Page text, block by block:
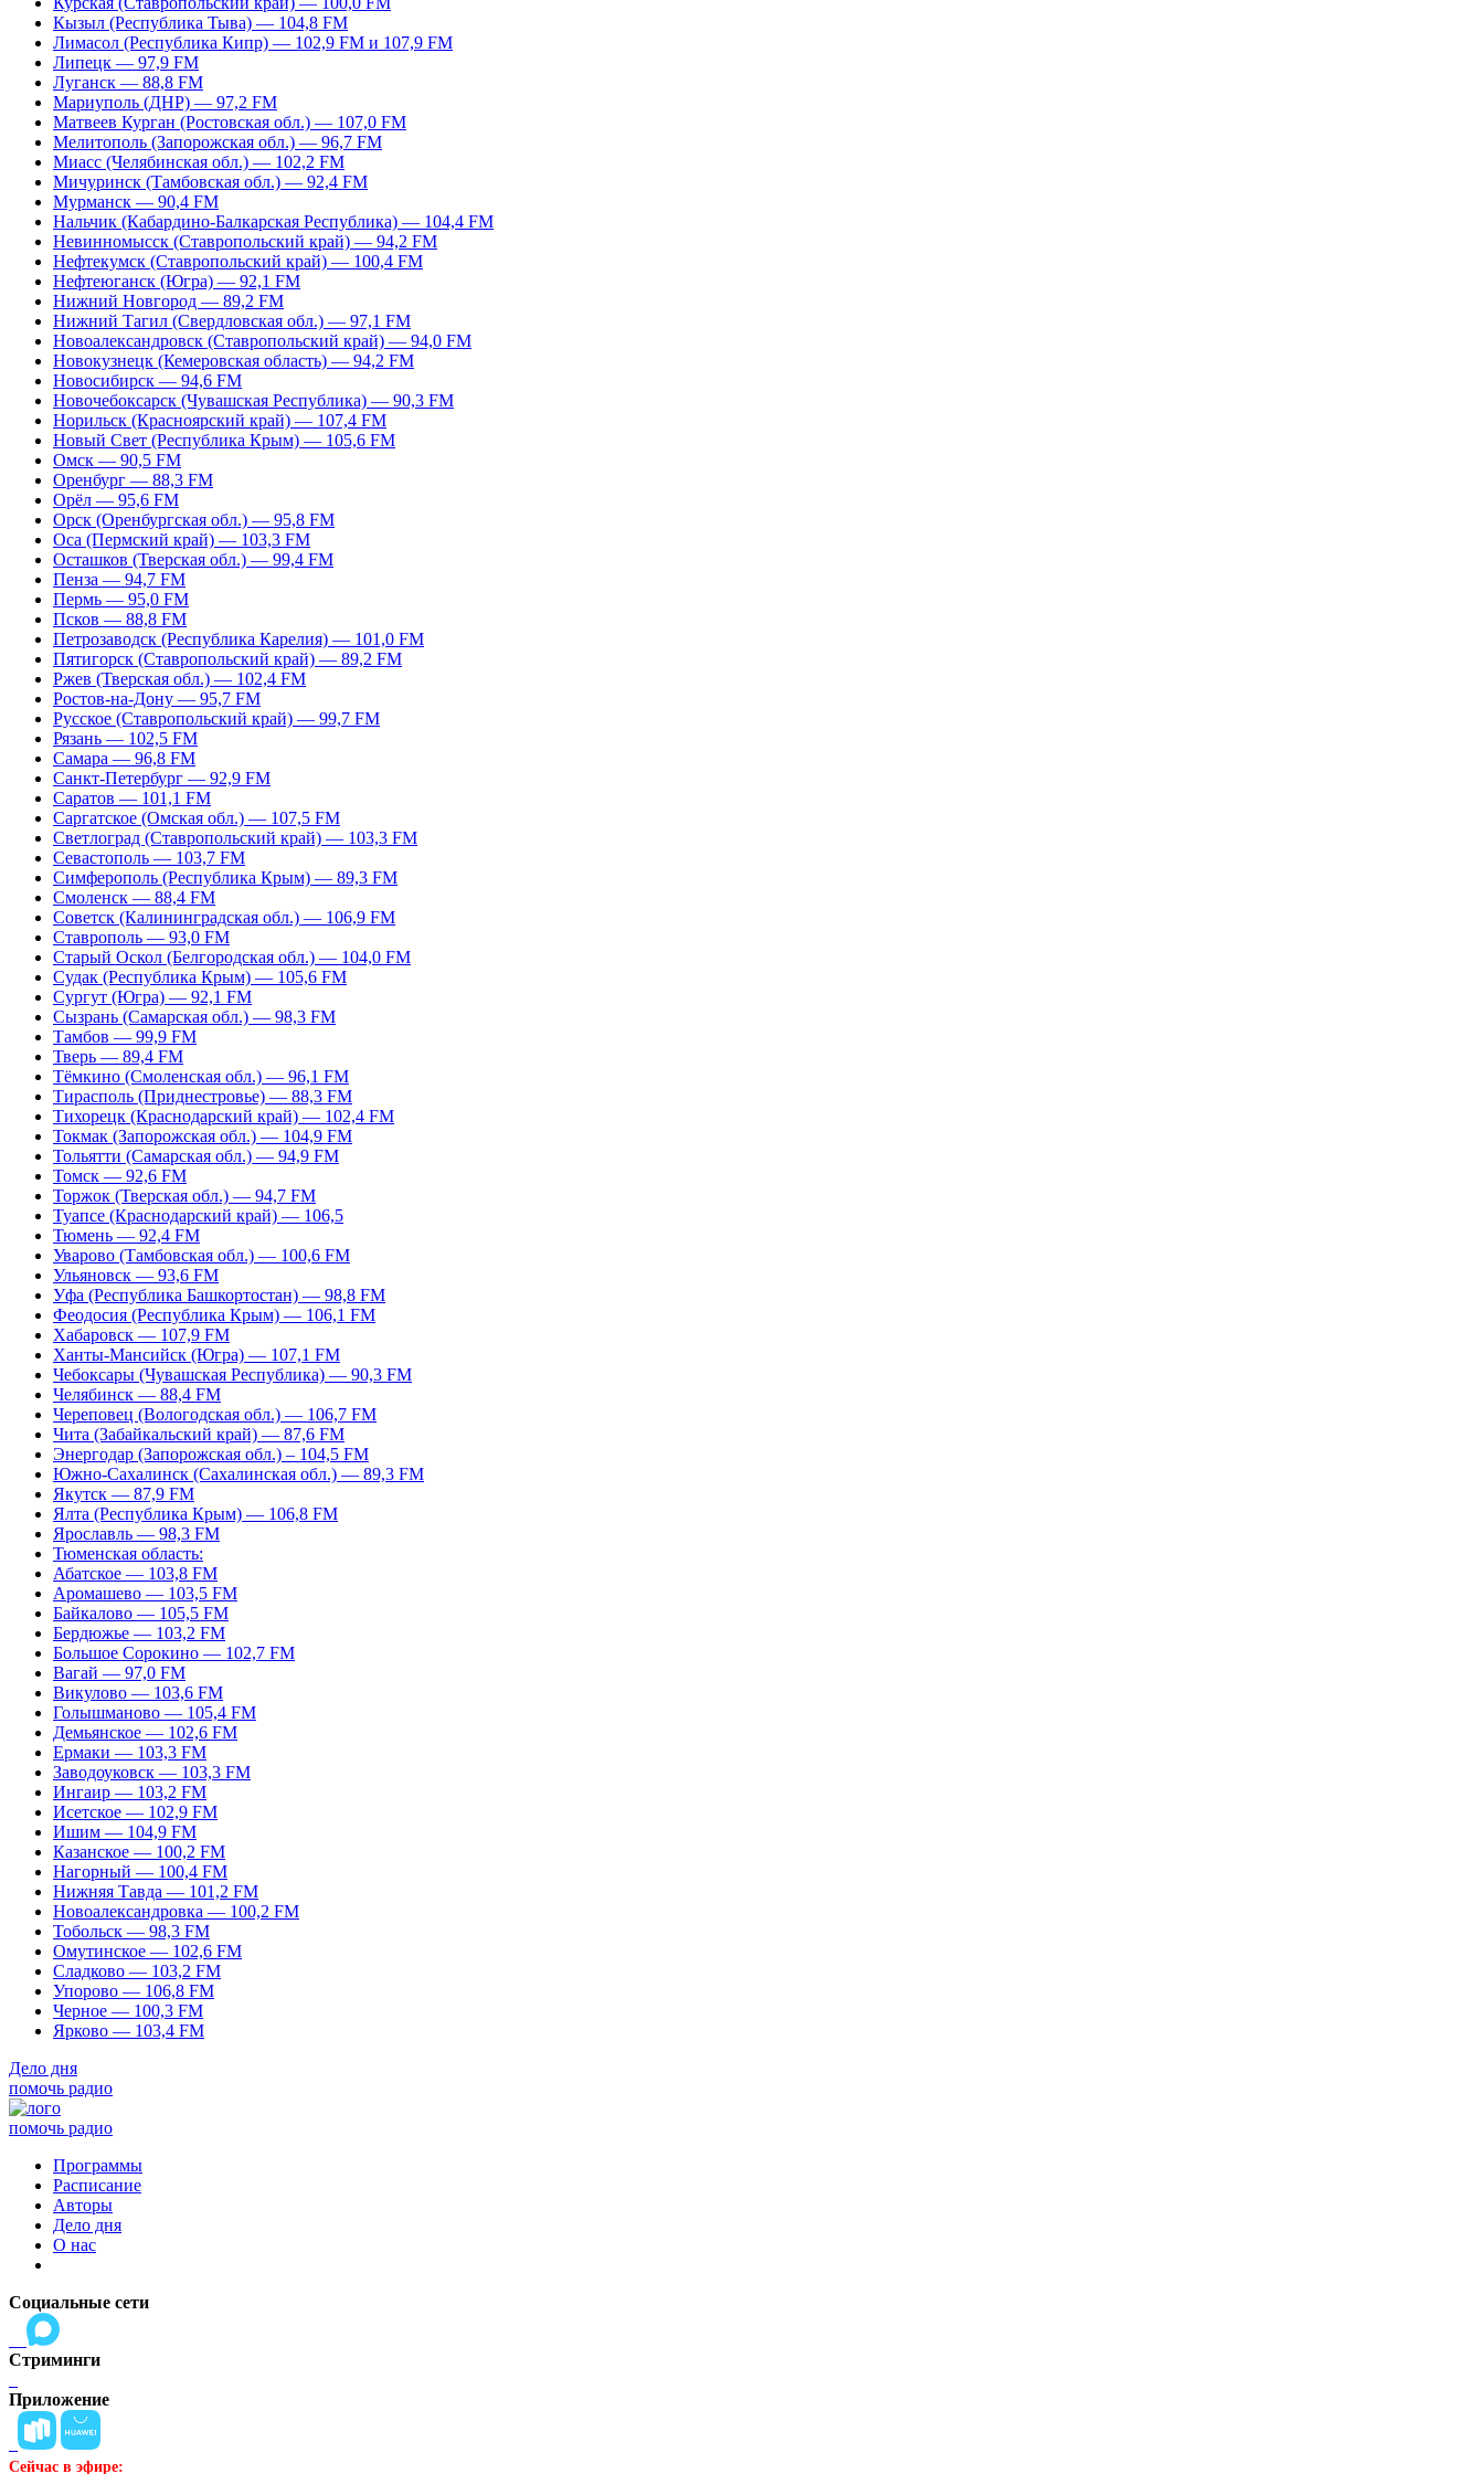
Кызыл (Республика Тыва) — 104,8 FM
Лимасол (Республика Кипр) — 102,9 FM и 107,9 FM
Липецк — 97,9 FM
Луганск — 88,8 FM
Мариуполь (ДНР) — 97,2 FM
Матвеев Курган (Ростовская обл.) — 107,0 FM
Мелитополь (Запорожская обл.) — 96,7 FM
Миасс (Челябинская обл.) — 102,2 FM
Мичуринск (Тамбовская обл.) — 92,4 FM
Мурманск — 90,4 FM
Нальчик (Кабардино-Балкарская Республика) — 104,4 FM
Невинномысск (Ставропольский край) — 94,2 FM
Нефтекумск (Ставропольский край) — 100,4 FM
Нефтеюганск (Югра) — 92,1 FM
Нижний Новгород — 89,2 FM
Нижний Тагил (Свердловская обл.) — 97,1 FM
Новоалександровск (Ставропольский край) — 94,0 FM
Новокузнецк (Кемеровская область) — 94,2 FM
Новосибирск — 94,6 FM
Новочебоксарск (Чувашская Республика) — 90,3 FM
Норильск (Красноярский край) — 107,4 FM
Новый Свет (Республика Крым) — 105,6 FM
Омск — 90,5 FM
Оренбург — 88,3 FM
Орёл — 95,6 FM
Орск (Оренбургская обл.) — 95,8 FM
Оса (Пермский край) — 103,3 FM
Осташков (Тверская обл.) — 99,4 FM
Пенза — 94,7 FM
Пермь — 95,0 FM
Псков — 88,8 FM
Петрозаводск (Республика Карелия) — 101,0 FM
Пятигорск (Ставропольский край) — 89,2 FM
Ржев (Тверская обл.) — 102,4 FM
Ростов-на-Дону — 95,7 FM
Русское (Ставропольский край) — 99,7 FM
Рязань — 102,5 FM
Самара — 96,8 FM
Санкт-Петербург — 92,9 FM
Саратов — 101,1 FM
Саргатское (Омская обл.) — 107,5 FM
Светлоград (Ставропольский край) — 103,3 FM
Севастополь — 103,7 FM
Симферополь (Республика Крым) — 89,3 FM
Смоленск — 88,4 FM
Советск (Калининградская обл.) — 106,9 FM
Ставрополь — 93,0 FM
Старый Оскол (Белгородская обл.) — 104,0 FM
Судак (Республика Крым) — 105,6 FM
Сургут (Югра) — 92,1 FM
Сызрань (Самарская обл.) — 98,3 FM
Тамбов — 99,9 FM
Тверь — 89,4 FM
Тёмкино (Смоленская обл.) — 96,1 FM
Тирасполь (Приднестровье) — 88,3 FM
Тихорецк (Краснодарский край) — 102,4 FM
Токмак (Запорожская обл.) — 104,9 FM
Тольятти (Самарская обл.) — 94,9 FM
Томск — 92,6 FM
Торжок (Тверская обл.) — 94,7 FM
Туапсе (Краснодарский край) — 106,5
Тюмень — 92,4 FM
Уварово (Тамбовская обл.) — 100,6 FM
Ульяновск — 93,6 FM
Уфа (Республика Башкортостан) — 98,8 FM
Феодосия (Республика Крым) — 106,1 FM
Хабаровск — 107,9 FM
Ханты-Мансийск (Югра) — 107,1 FM
Чебоксары (Чувашская Республика) — 90,3 FM
Челябинск — 88,4 FM
Череповец (Вологодская обл.) — 106,7 FM
Чита (Забайкальский край) — 87,6 FM
Энергодар (Запорожская обл.) – 104,5 FM
Южно-Сахалинск (Сахалинская обл.) — 89,3 FM
Якутск — 87,9 FM
Ялта (Республика Крым) — 106,8 FM
Ярославль — 98,3 FM
Тюменская область:
Абатское — 103,8 FM
Аромашево — 103,5 FM
Байкалово — 105,5 FM
Бердюжье — 103,2 FM
Большое Сорокино — 102,7 FM
Вагай — 97,0 FM
Викулово — 103,6 FM
Голышманово — 105,4 FM
Демьянское — 102,6 FM
Ермаки — 103,3 FM
Заводоуковск — 103,3 FM
Ингаир — 103,2 FM
Исетское — 102,9 FM
Ишим — 104,9 FM
Казанское — 100,2 FM
Нагорный — 100,4 FM
Нижняя Тавда — 101,2 FM
Новоалександровка — 100,2 FM
Тобольск — 98,3 FM
Омутинское — 102,6 FM
Сладково — 103,2 FM
Упорово — 106,8 FM
Черное — 100,3 FM
Ярково — 103,4 FM
Дело дня
помочь радио
помочь радио
Программы
Расписание
Авторы
Дело дня
О нас
Социальные сети
Стриминги
Приложение
Сейчас в эфире: